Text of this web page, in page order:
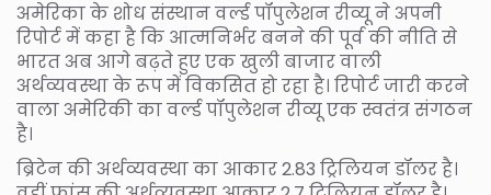
अमेरिका के शोध संस्थान वर्ल्ड पॉपुलेशन रीव्यू ने अपनी
रिपोर्ट में कहा है कि आत्मनिर्भर बनने की पूर्व की नीति से
भारत अब आगे बढ़ते हुए एक खुली बाजार वाली
अर्थव्यवस्था के रूप में विकसित हो रहा है। रिपोर्ट जारी करने
वाला अमेरिकी का वर्ल्ड पॉपुलेशन रीव्यू एक स्वतंत्र संगठन
है।
ब्रिटेन की अर्थव्यवस्था का आकार 2.83 ट्रिलियन डॉलर है।